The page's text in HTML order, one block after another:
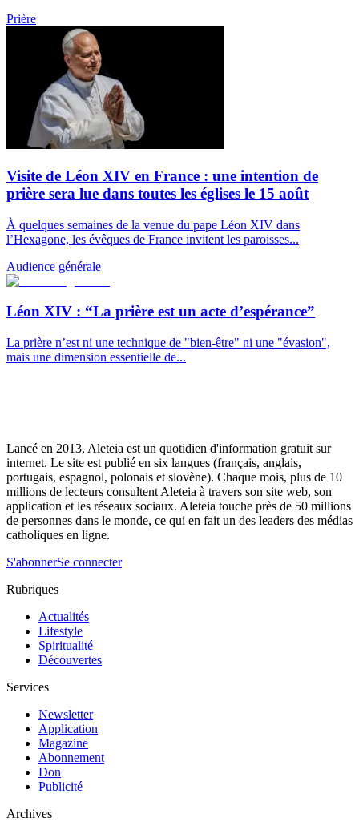
Prière
Visite de Léon XIV en France : une intention de
prière sera lue dans toutes les églises le 15 août
À quelques semaines de la venue du pape Léon XIV dans
l’Hexagone, les évêques de France invitent les paroisses...
Audience générale
Léon XIV : “La prière est un acte d’espérance”
La prière n’est ni une technique de "bien-être" ni une "évasion",
mais une dimension essentielle de...
Lancé en 2013, Aleteia est un quotidien d'information gratuit sur
internet. Le site est publié en six langues (français, anglais,
portugais, espagnol, polonais et slovène). Chaque mois, plus de 10
millions de lecteurs consultent Aleteia à travers son site web, son
application et les réseaux sociaux. Aleteia touche près de 50 millions
de personnes dans le monde, ce qui en fait un des leaders des médias
catholiques en ligne.
S'abonnerSe connecter
Rubriques
Actualités
Lifestyle
Spiritualité
Découvertes
Services
Newsletter
Application
Magazine
Abonnement
Don
Publicité
Archives